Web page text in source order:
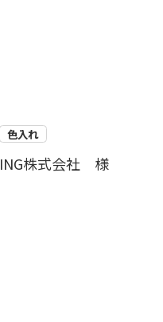
色入れ
ING株式会社 様